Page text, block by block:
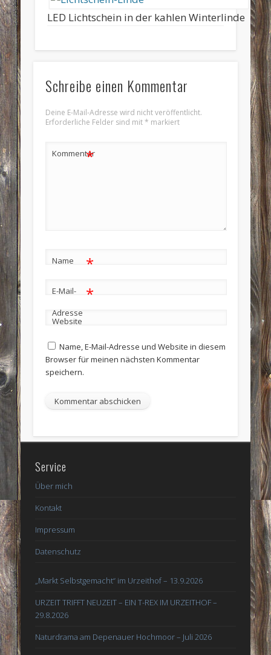
LED Lichtschein in der kahlen Winterlinde
Schreibe einen Kommentar
Deine E-Mail-Adresse wird nicht veröffentlicht.
Erforderliche Felder sind mit* markiert
Kommentar
*
Name *
E-Mail-
Adresse
*
Website
Name, E-Mail-Adresse und Website in diesem
Browser für meinen nächsten Kommentar
speichern.
Service
Über mich
Kontakt
Impressum
Datenschutz
„Markt Selbstgemacht“ im Urzeithof – 13.9.2026
URZEIT TRIFFT NEUZEIT – EIN T-REX IM URZEITHOF –
29.8.2026
Naturdrama am Depenauer Hochmoor – Juli 2026